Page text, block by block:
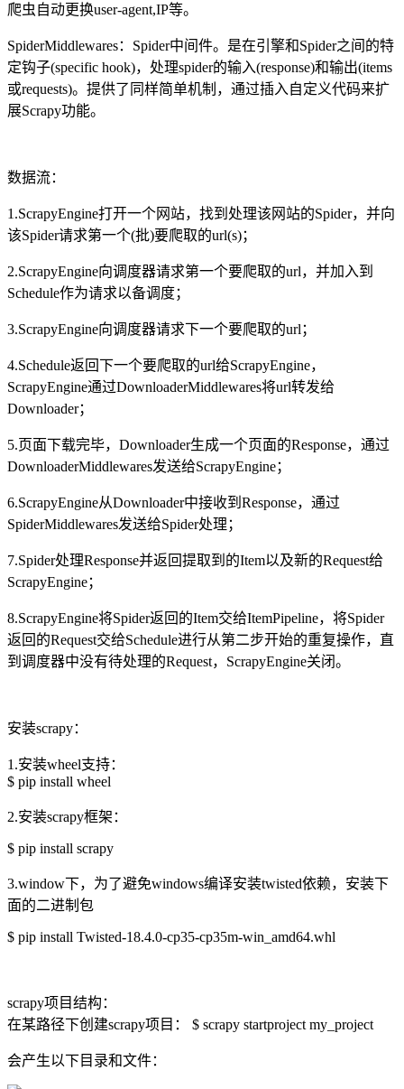
爬虫自动更换user-agent,IP等。
SpiderMiddlewares：Spider中间件。是在引擎和Spider之间的特
定钩子(specific hook)，处理spider的输入(response)和输出(items
或requests)。提供了同样简单机制，通过插入自定义代码来扩
展Scrapy功能。
数据流：
1.ScrapyEngine打开一个网站，找到处理该网站的Spider，并向
该Spider请求第一个(批)要爬取的url(s)；
2.ScrapyEngine向调度器请求第一个要爬取的url，并加入到
Schedule作为请求以备调度；
3.ScrapyEngine向调度器请求下一个要爬取的url；
4.Schedule返回下一个要爬取的url给ScrapyEngine，
ScrapyEngine通过DownloaderMiddlewares将url转发给
Downloader；
5.页面下载完毕，Downloader生成一个页面的Response，通过
DownloaderMiddlewares发送给ScrapyEngine；
6.ScrapyEngine从Downloader中接收到Response，通过
SpiderMiddlewares发送给Spider处理；
7.Spider处理Response并返回提取到的Item以及新的Request给
ScrapyEngine；
8.ScrapyEngine将Spider返回的Item交给ItemPipeline，将Spider
返回的Request交给Schedule进行从第二步开始的重复操作，直
到调度器中没有待处理的Request，ScrapyEngine关闭。
安装scrapy：
1.安装wheel支持：
$ pip install wheel
2.安装scrapy框架：
$ pip install scrapy
3.window下，为了避免windows编译安装twisted依赖，安装下
面的二进制包
$ pip install Twisted-18.4.0-cp35-cp35m-win_amd64.whl
scrapy项目结构：
在某路径下创建scrapy项目： $ scrapy startproject my_project
会产生以下目录和文件：